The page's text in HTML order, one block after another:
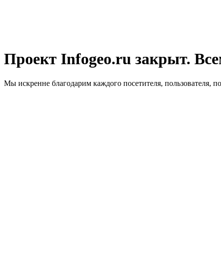
Проект Infogeo.ru закрыт.
Мы искренне благодарим каждого посетителя, пользователя,